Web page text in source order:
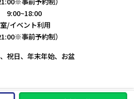
9:00~18:00
室/イベント利用
事前予約制）
祝日、年末年始、お盆